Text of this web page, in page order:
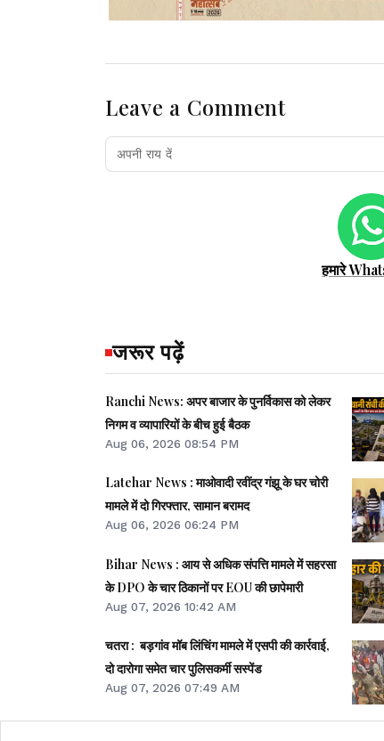
Leave a Comment
हमारे
जरूर पढ़ें
Ranchi News: अपर बाजार के पुनर्विकास को लेकर
निगम व व्यापारियों के बीच हुई बैठक
Aug 06, 2026 08:54 PM
Latehar News : माओवादी रवींद्र गंझू के घर चोरी
मामले में दो गिरफ्तार, सामान बरामद
Aug 06, 2026 06:24 PM
Bihar News : आय से अधिक संपत्ति मामले में सहरसा
के DPO के चार ठिकानों पर EOU की छापेमारी
Aug 07, 2026 10:42 AM
चतरा : बड़गांव मॉब लिंचिंग मामले में एसपी की कार्रवाई,
दो दारोगा समेत चार पुलिसकर्मी सस्पेंड
Aug 07, 2026 07:49 AM